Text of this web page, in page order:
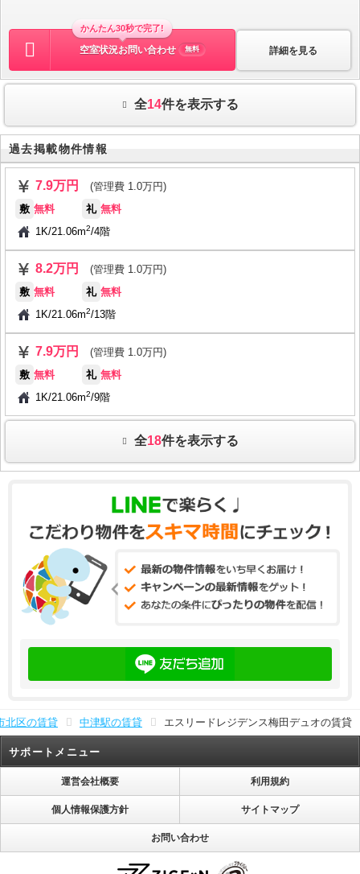
詳細を見る
かんたん30秒で完了!
空室状況お問い合わせ 無料
全14件を表示する
過去掲載物件情報
7.9万円
(管理費 1.0万円)
敷 無料 礼 無料
1K/21.06m2/4階
8.2万円
(管理費 1.0万円)
敷 無料 礼 無料
1K/21.06m2/13階
7.9万円
(管理費 1.0万円)
敷 無料 礼 無料
1K/21.06m2/9階
全18件を表示する
北区の賃貸 中津駅の賃貸 エスリードレジデンス梅田デュオの賃貸
サポートメニュー
運営会社概要 利用規約
個人情報保護方針 サイトマップ
お問い合わせ